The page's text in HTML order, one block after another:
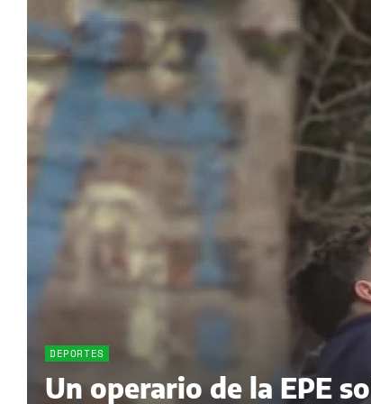
DEPORTES
Un operario de la EPE